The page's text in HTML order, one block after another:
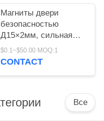
Магниты двери
безопасностью
Д15×2мм, сильная
ранг дверей Н52
кухни магнита
$0.1~$50.00 MOQ:1
CONTACT
Все